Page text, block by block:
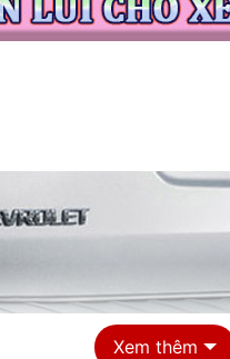
Xem thêm